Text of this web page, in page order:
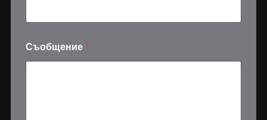
Съобщение *